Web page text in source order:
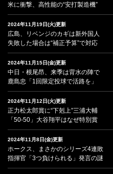
米に衝撃、高性能の“安打製造機”
2024年11月19日(火)更新
広島、リベンジのカギは新外国人
失敗した場合は“補正予算”で対応
2024年11月15日(金)更新
中日・根尾昂、来季は背水の陣で
鹿島忠「1回限定投球で活路を」
2024年11月12日(火)更新
正力松太郎賞に“下剋上”三浦大輔
「50-50」大谷翔平はなぜ特別賞
2024年11月8日(金)更新
ホークス、まさかのシリーズ4連敗
指揮官「3つ負けられる」発言の謎